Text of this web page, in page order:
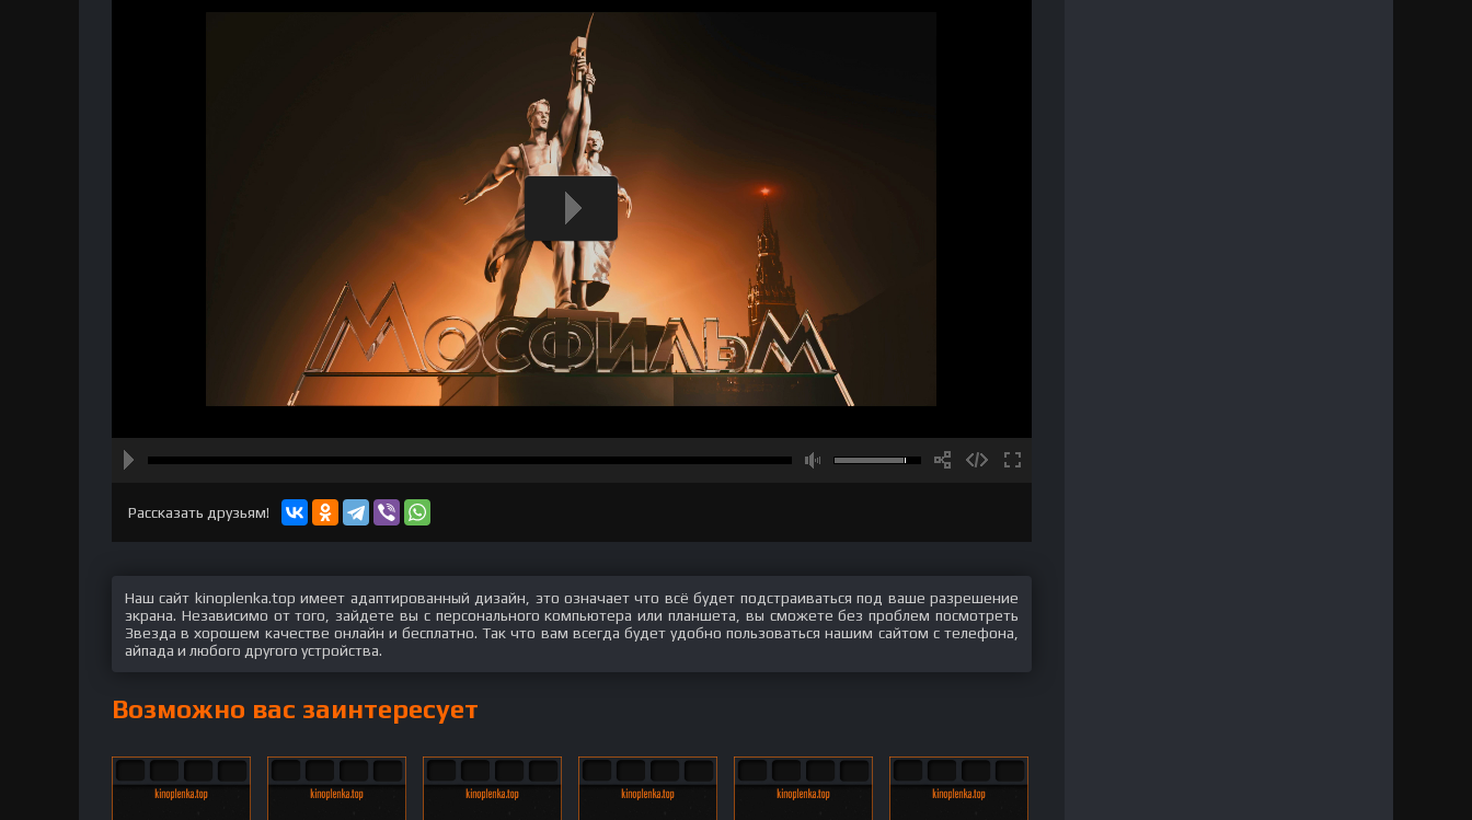
Рассказать друзьям!
Наш сайт kinoplenka.top имеет адаптированный дизайн, это означает что всё будет подстраиваться под ваше разрешение
экрана. Независимо от того, зайдете вы с персонального компьютера или планшета, вы сможете без проблем посмотреть
Звезда в хорошем качестве онлайн и бесплатно. Так что вам всегда будет удобно пользоваться нашим сайтом с телефона,
айпада и любого другого устройства.
Возможно вас заинтересует